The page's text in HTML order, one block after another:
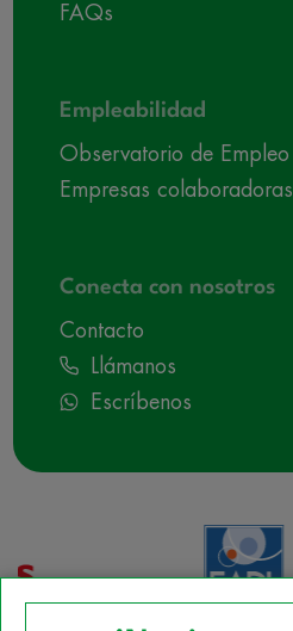
FAQs
Empleabilidad
Observatorio de Empleo
Empresas colaboradoras
Conecta con nosotros
Contacto
Llámanos
Escríbenos